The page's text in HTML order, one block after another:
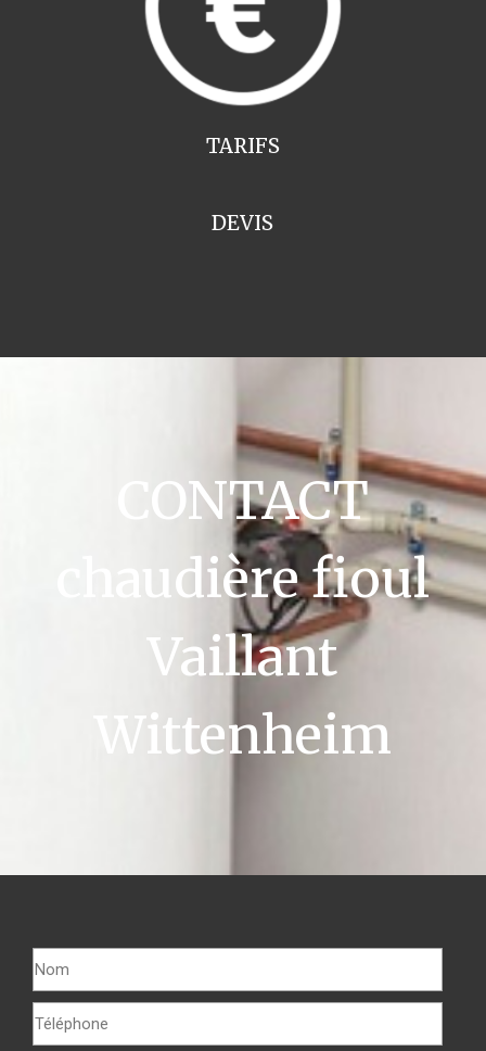
TARIFS
DEVIS
CONTACT
chaudière fioul
Vaillant
Wittenheim